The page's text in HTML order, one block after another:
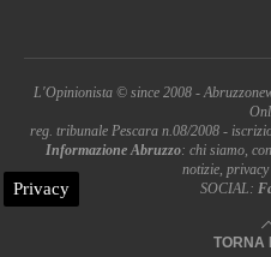
L'Opinionista © since 2008 -
reg. tribunale Pescara n.08/2008 -
Informazione Abruzzo: chi siamo,
notizie,
SOCIAL:
Privacy
TORNA